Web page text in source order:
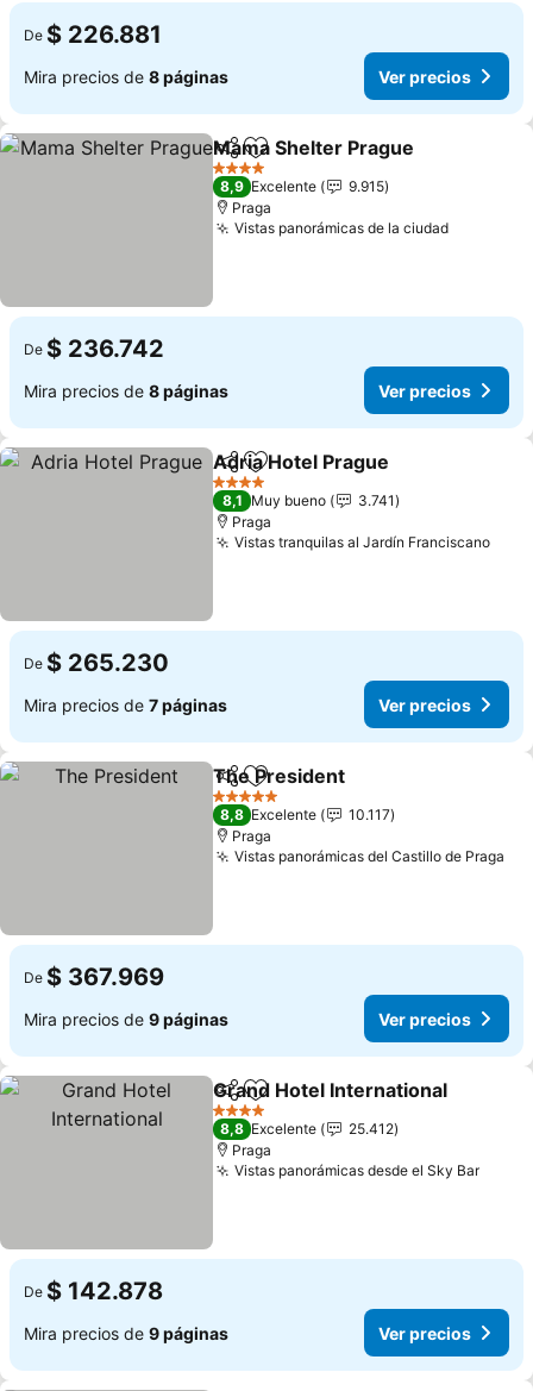
De $ 226.881
Mira precios de 8 páginas Ver precios
CompartirAgregar a favoritos
Mama Shelter Prague
4 Estrellas
8,9 Excelente
9.915
Praga
Vistas panorámicas de la ciudad
De $ 236.742
Mira precios de 8 páginas Ver precios
CompartirAgregar a favoritos
Adria Hotel Prague
4 Estrellas
8,1 Muy bueno
3.741
Praga
Vistas tranquilas al Jardín Franciscano
De $ 265.230
Mira precios de 7 páginas Ver precios
Compartir
Agregar a favoritos
The President
5 Estrellas
8,8 Excelente
10.117
Praga
Vistas panorámicas del Castillo de Praga
De $ 367.969
Mira precios de 9 páginas Ver precios
CompartirAgregar a favoritos
Grand Hotel International
4 Estrellas
8,8 Excelente
25.412
Praga
Vistas panorámicas desde el Sky Bar
De $ 142.878
Mira precios de 9 páginas Ver precios